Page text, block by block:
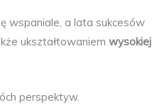
wspaniale, a lata sukcesów
ukształtowaniemwysokiej
perspektyw.